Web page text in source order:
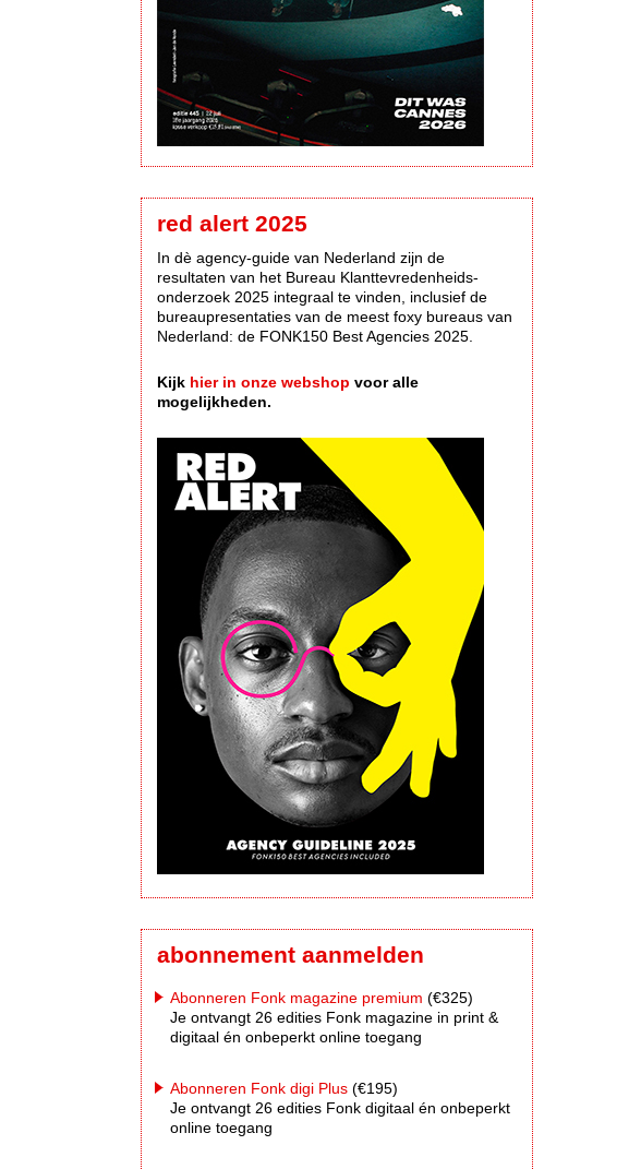
red alert 2025
In dè agency-guide van Nederland zijn de
resultaten van het Bureau Klanttevredenheids-
onderzoek 2025 integraal te vinden, inclusief de
bureaupresentaties van de meest foxy bureaus van
Nederland: de FONK150 Best Agencies 2025.
Kijk hier in onze webshop voor alle
mogelijkheden.
abonnement aanmelden
Abonneren Fonk magazine premium (€325)
Je ontvangt 26 edities Fonk magazine in print &
digitaal én onbeperkt online toegang
Abonneren Fonk digi Plus (€195)
Je ontvangt 26 edities Fonk digitaal én onbeperkt
online toegang